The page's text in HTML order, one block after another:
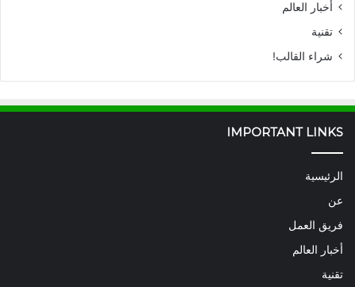
أخبار العالم
تقنية
شراء القالب!
IMPORTANT LINKS
الرئيسية
عن
فريق العمل
أخبار العالم
تقنية